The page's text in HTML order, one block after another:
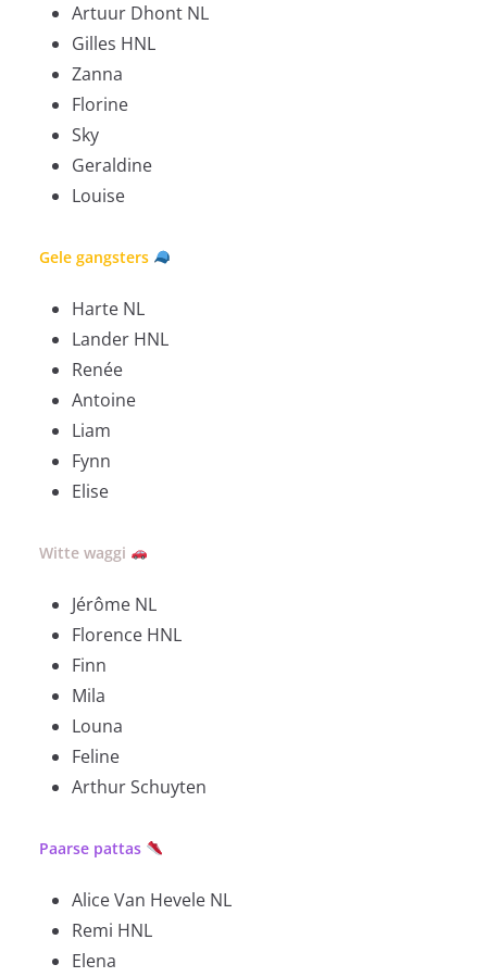
Artuur Dhont NL
Gilles HNL
Zanna
Florine
Sky
Geraldine
Louise
Gele gangsters
Harte NL
Lander HNL
Renée
Antoine
Liam
Fynn
Elise
Witte waggi
Jérôme NL
Florence HNL
Finn
Mila
Louna
Feline
Arthur Schuyten
Paarse pattas
Alice Van Hevele NL
Remi HNL
Elena